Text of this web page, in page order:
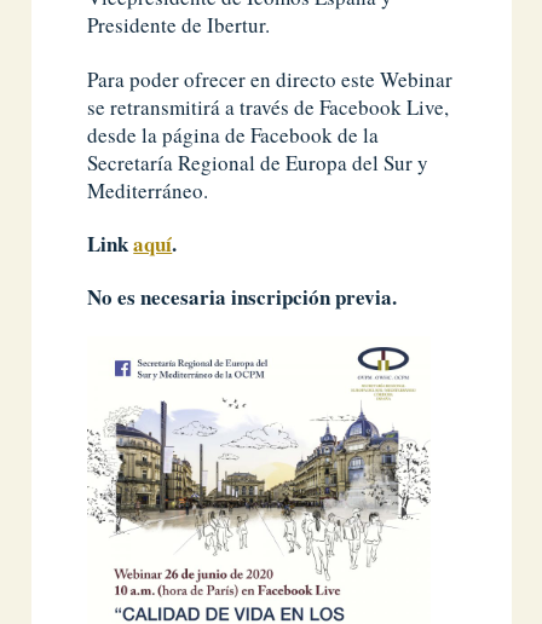
Presidente de Ibertur.
Para poder ofrecer en directo este Webinar
se retransmitirá a través de Facebook Live,
desde la página de Facebook de la
Secretaría Regional de Europa del Sur y
Mediterráneo.
Linkaquí.
No es necesaria inscripción previa.